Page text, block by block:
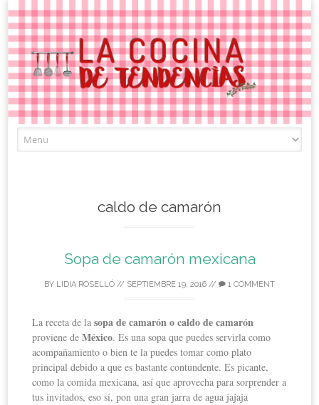
to
caldo de camarón
Sopa de camarón mexicana
BY LIDIA ROSELLÓ // SEPTIEMBRE 19, 2016 // 1 COMMENT
La receta de la sopa de camarón o caldo de camarón
proviene deMéxico. Es una sopa que puedes servirla como
acompañamiento o bien te la puedes tomar como plato
principal debido a que es bastante contundente. Es picante,
como la comida mexicana, así que aprovecha para sorprender a
tus invitados, eso sí, pon una gran jarra de agua jajaja